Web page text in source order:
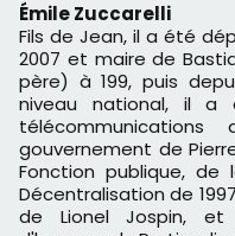
Émile Zuccarelli
Fils de Jean, il a été
2007 et maire de
père) à 199, puis
niveau national, il
gouvernement de
Fonction publique,
Décentralisation de
de Lionel Jospin, et